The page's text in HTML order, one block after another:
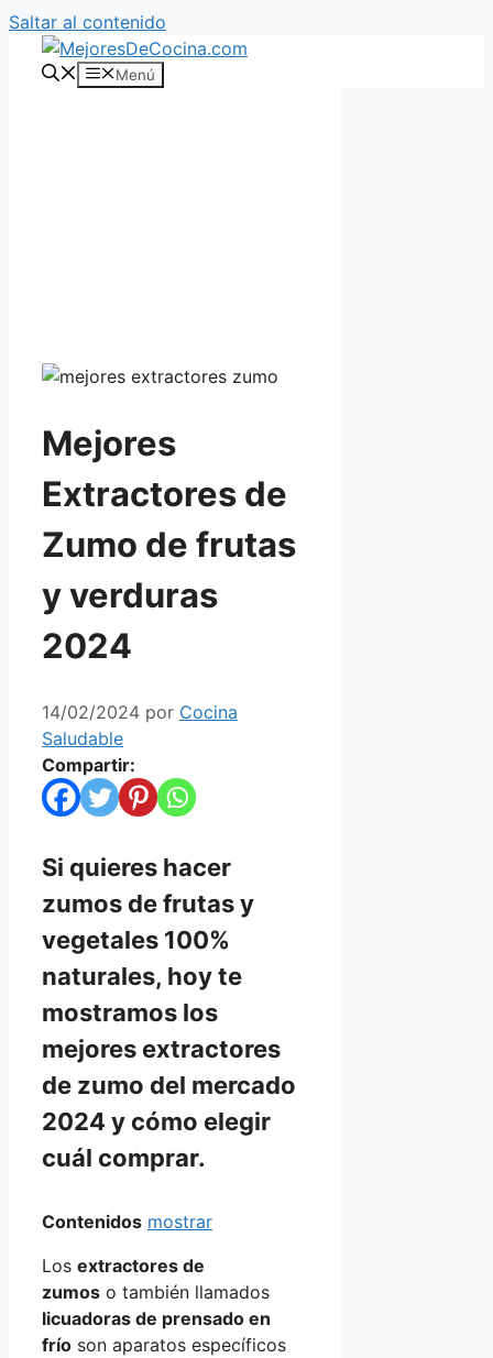
Saltar al contenido
Menú
Mejores
Extractores de
Zumo de frutas
y verduras
2024
14/02/2024 por Cocina
Saludable
Compartir:
Si quieres hacer
zumos de frutas y
vegetales 100%
naturales, hoy te
mostramos los
mejores extractores
de zumo del mercado
2024 y cómo elegir
cuál comprar.
Contenidos mostrar
Los extractores de
zumos o también llamados
licuadoras de prensado en
frío son aparatos específicos